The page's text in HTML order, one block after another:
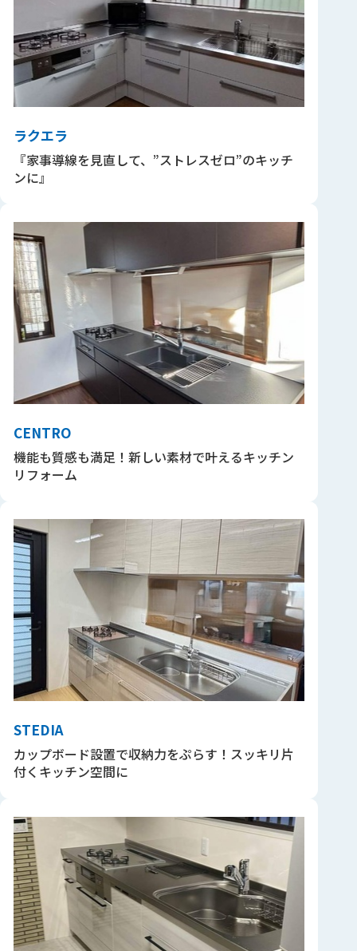
ラクエラ
『家事導線を見直して、”ストレスゼロ”のキッチ
ンに』
CENTRO
機能も質感も満足！新しい素材で叶えるキッチン
リフォーム
STEDIA
カップボード設置で収納力をぷらす！スッキリ片
付くキッチン空間に